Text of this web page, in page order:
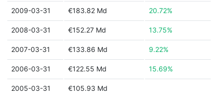
2009-03-31 €183.82 Md 20.72%
2008-03-31 €152.27 Md 13.75%
2007-03-31 €133.86 Md 9.22%
2006-03-31 €122.55 Md 15.69%
2005-03-31 €105.93 Md